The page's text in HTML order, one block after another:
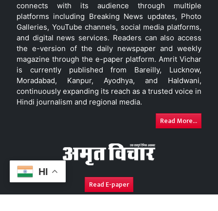
HI
connects with its audience through multiple
platforms including Breaking News updates, Photo
Galleries, YouTube channels, social media platforms,
and digital news services. Readers can also access
the e-version of the daily newspaper and weekly
magazine through the e-paper platform. Amrit Vichar
is currently published from Bareilly, Lucknow,
Moradabad, Kanpur, Ayodhya, and Haldwani,
continuously expanding its reach as a trusted voice in
Hindi journalism and regional media.
Read More...
Read E-paper